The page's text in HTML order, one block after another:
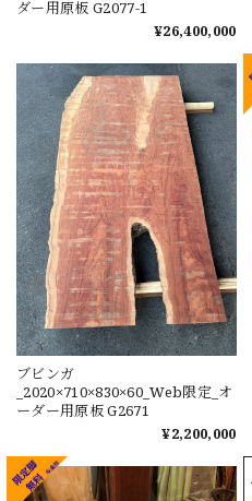
ダー用原板 G2077-1
¥26,400,000
ブビンガ
_2020×710×830×60_Web限定_オ
ーダー用原板 G2671
¥2,200,000